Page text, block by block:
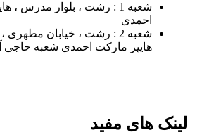
شعبه 1 : رشت ، بلوار مدرس ،
احمدی
شعبه 2 : رشت ، خیابان مطهری
هایپر مارکت احمدی شعبه حاجی
لینک های مفید